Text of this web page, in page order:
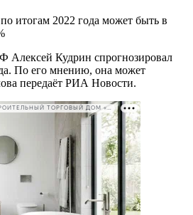
итогам 2022 года может быть в
Алексей Кудрин спрогнозировал
По его мнению, она может
передаёт РИА Новости.
РЕКЛАМА • ООО СТРОИТЕЛЬНЫЙ ТОРГОВЫЙ ДОМ «ПЕТРОВИЧ». ИНН: 7802348846